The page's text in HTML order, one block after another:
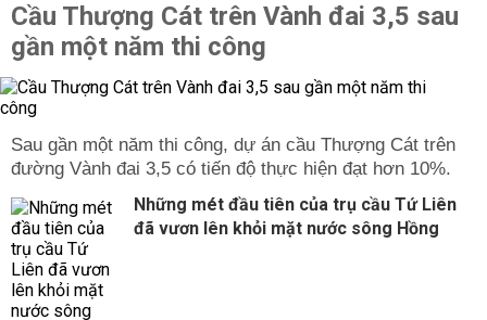
Cầu Thượng Cát trên Vành đai 3,5 sau
gần một năm thi công
Sau gần một năm thi công, dự án cầu Thượng Cát trên
đường Vành đai 3,5 có tiến độ thực hiện đạt hơn 10%.
Những mét đầu tiên của trụ cầu Tứ Liên
đã vươn lên khỏi mặt nước sông Hồng